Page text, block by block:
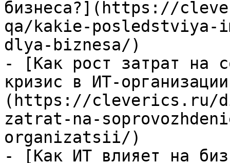
бизнеса?](https://
qa/kakie-posledstviya-
dlya-biznesa/)
- [Как рост затрат на
кризис в ИТ-
(https://cleverics.ru/
zatrat-na-
organizatsii/)
- [Как ИТ влияет на